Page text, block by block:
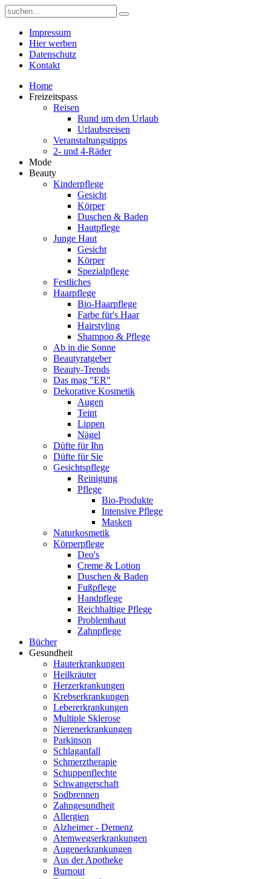
Impressum
Hier werben
Datenschutz
Kontakt
Home
Freizeitspass
Reisen
Rund um den Urlaub
Urlaubsreisen
Veranstaltungstipps
2- und 4-Räder
Mode
Beauty
Kinderpflege
Gesicht
Körper
Duschen & Baden
Hautpflege
Junge Haut
Gesicht
Körper
Spezialpflege
Festliches
Haarpflege
Bio-Haarpflege
Farbe für's Haar
Hairstyling
Shampoo & Pflege
Ab in die Sonne
Beautyratgeber
Beauty-Trends
Das mag "ER"
Dekorative Kosmetik
Augen
Teint
Lippen
Nägel
Düfte für Ihn
Düfte für Sie
Gesichtspflege
Reinigung
Pflege
Bio-Produkte
Intensive Pflege
Masken
Naturkosmetik
Körperpflege
Deo's
Creme & Lotion
Duschen & Baden
Fußpflege
Handpflege
Reichhaltige Pflege
Problemhaut
Zahnpflege
Bücher
Gesundheit
Hauterkrankungen
Heilkräuter
Herzerkrankungen
Krebserkrankungen
Lebererkrankungen
Multiple Sklerose
Nierenerkrankungen
Parkinson
Schlaganfall
Schmerztherapie
Schuppenflechte
Schwangerschaft
Sodbrennen
Zahngesundheit
Allergien
Alzheimer - Demenz
Atemwegserkrankungen
Augenerkrankungen
Aus der Apotheke
Burnout